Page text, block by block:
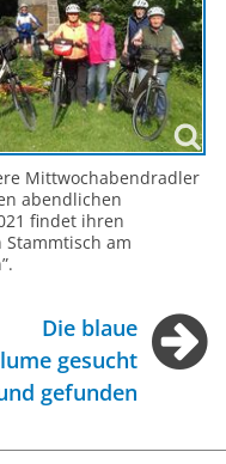
Mittwochabendradler
abendlichen
findet ihren
am
Die blaue
gesucht
gefunden